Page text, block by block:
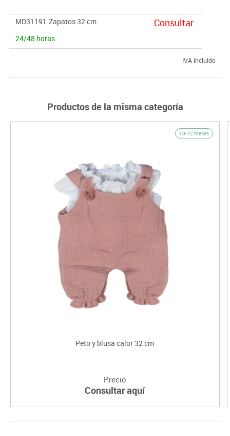
MD31191 Zapatos 32 cm
24/48 horas
Consultar
IVA incluido
Productos de la misma categoría
10-72 meses
Peto y blusa calor 32 cm
Precio
Consultar aquí